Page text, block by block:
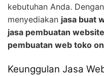
kebutuhan Anda.
menyediakan jasa buat
jasa pembuatan
pembuatan web toko
Keunggulan Jasa